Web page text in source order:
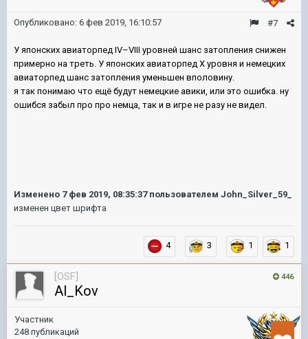
#7
Опубликовано: 6 фев 2019, 16:10:57
У японских авиаторпед IV–VIII уровней шанс затопления снижен
примерно на треть. У японских авиаторпед X уровня и немецких
авиаторпед шанс затопления уменьшен вполовину.
я так понимаю что ещё будут немецкие авики, или это ошибка. ну
ошибся забыл про про немца, так и в игре не разу не видел.
Изменено 7 фев 2019, 08:35:37пользователем John_Silver_59_
изменен цвет шрифта
4 3 1 1
446
[OSF]
Al_Kov
Участник
248 публикаций